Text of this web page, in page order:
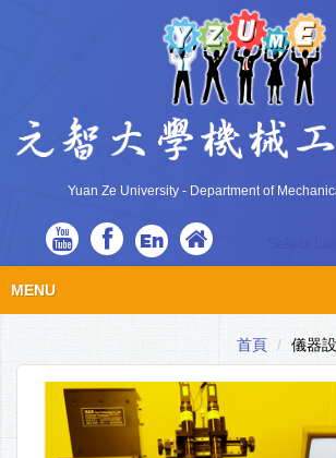
Yuan Ze University - Department of
En
MENU
首頁 儀器